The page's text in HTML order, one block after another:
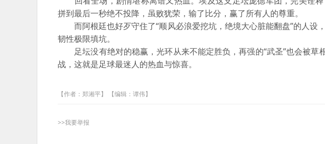
拼到最后一秒绝不投降，虽败犹荣，输了比分，赢了所有人的尊重。
而阿根廷也好歹守住了“顺风必浪爱挖坑，绝境大心脏能翻盘”的人设
韧性极限填坑。
足坛没有绝对的稳赢，光环从来不能定胜负，再强的“武圣”也会被草
战，这就是足球最迷人的热血与惊喜。
【作者：郑湘平】 【编辑：谭伟】
>>我要举报